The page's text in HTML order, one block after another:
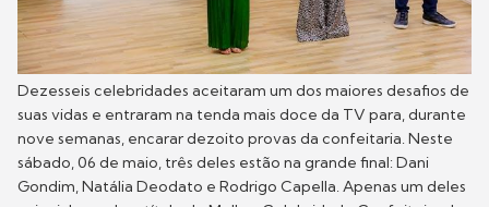
Dezesseis celebridades aceitaram um dos maiores desafios de
suas vidas e entraram na tenda mais doce da TV para, durante
nove semanas, encarar dezoito provas da confeitaria. Neste
sábado, 06 de maio, três deles estão na grande final: Dani
Gondim, Natália Deodato e Rodrigo Capella. Apenas um deles